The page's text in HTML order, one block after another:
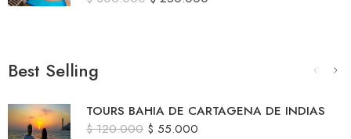
Best Selling
TOURS BAHIA DE CARTAGENA DE INDIAS
$120.000 $ 55.000